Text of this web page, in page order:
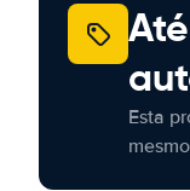
Esta